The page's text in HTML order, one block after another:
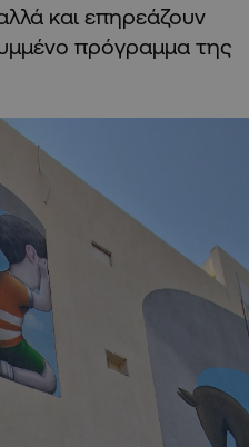
και επηρεάζουν
πρόγραμμα της